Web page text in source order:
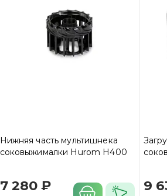
Нижняя часть мультишнека
соковыжималки Hurom H400
7 280 ₽ 9